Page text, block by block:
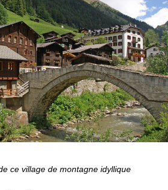
ce village de montagne idyllique